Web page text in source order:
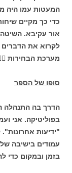
המעטות עמו היה
כדי כך מקיים
אור עקיבא. השיטה
לקרוא את
מערכת הבחירות
סופו של הספר
הדרך בה התנהלה
בפוליטיקה. אני
"ידיעות
עמודים בישיבה
בזמן ובמקום כדי